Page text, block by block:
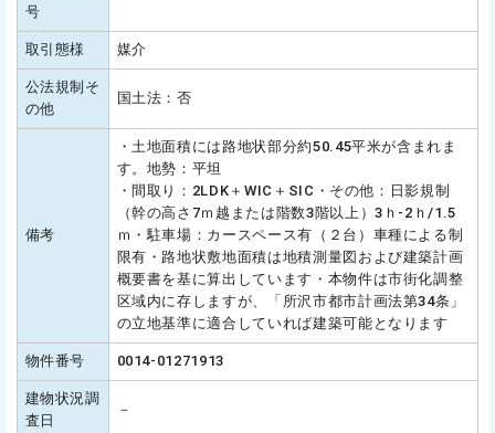
号
取引態様 媒介
公法規制そ
の他
国土法：否
備考
・土地面積には路地状部分約50.45平米が含まれま
す。地勢：平坦
・間取り：2LDK＋WIC＋SIC・その他：日影規制
（幹の高さ7ｍ越または階数3階以上）3ｈ-2ｈ/1.5
ｍ・駐車場：カースペース有（２台）車種による制
限有・路地状敷地面積は地積測量図および建築計画
概要書を基に算出しています・本物件は市街化調整
区域内に存しますが、「所沢市都市計画法第34条」
の立地基準に適合していれば建築可能となります
物件番号 0014-01271913
建物状況調
査日
－